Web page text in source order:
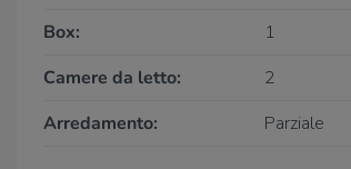
Box:
1
Camere da letto:
2
Arredamento:
Parziale